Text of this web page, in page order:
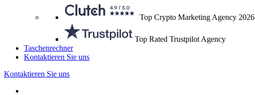
Top Crypto Marketing Agency 2026
Top Rated Trustpilot Agency
Taschenrechner
Kontaktieren Sie uns
Kontaktieren Sie uns